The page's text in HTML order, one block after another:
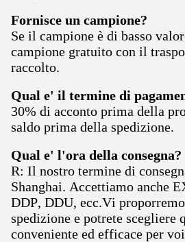
Fornisce un campione?
Se il campione è di basso
campione gratuito con il
raccolto.
Qual e' il termine di
30% di acconto prima della
saldo prima della spedizione.
Qual e' l'ora della consegna?
R: Il nostro termine di
Shanghai. Accettiamo anche
DDP, DDU, ecc.Vi
spedizione e potrete scegliere
conveniente ed efficace per